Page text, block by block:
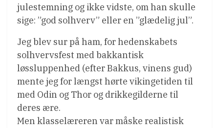
julestemning og ikke vidste, om han skulle
sige: ”god solhverv” eller en ”glædelig jul”.
Jeg blev sur på ham, for hedenskabets
solhvervsfest med bakkantisk
løssluppenhed (efter Bakkus, vinens gud)
mente jeg for længst hørte vikingetiden til
med Odin og Thor og drikkegilderne til
deres ære.
Men klasselæreren var måske realistisk